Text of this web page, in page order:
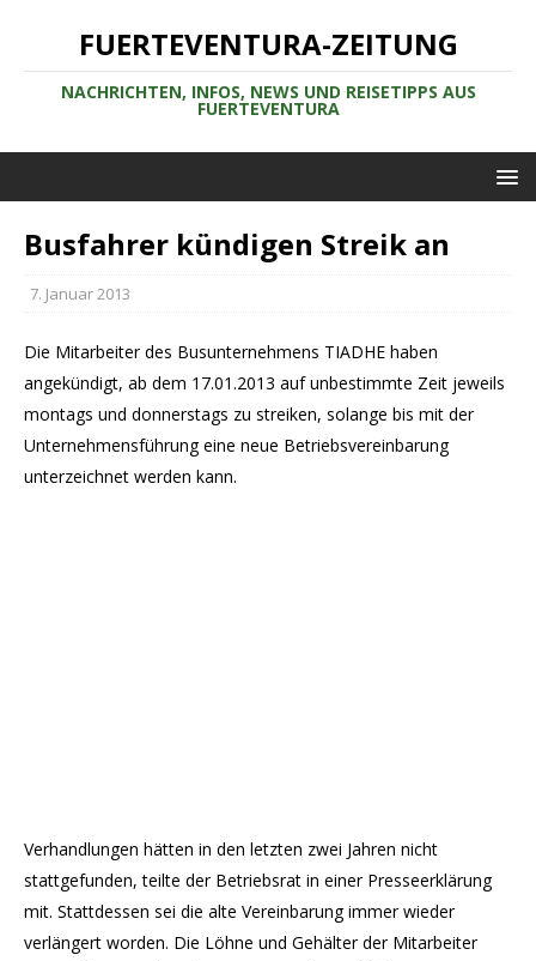
FUERTEVENTURA-ZEITUNG
NACHRICHTEN, INFOS, NEWS UND REISETIPPS AUS
FUERTEVENTURA
Busfahrer kündigen Streik an
7. Januar 2013
Die Mitarbeiter des Busunternehmens TIADHE haben
angekündigt, ab dem 17.01.2013 auf unbestimmte Zeit jeweils
montags und donnerstags zu streiken, solange bis mit der
Unternehmensführung eine neue Betriebsvereinbarung
unterzeichnet werden kann.
Verhandlungen hätten in den letzten zwei Jahren nicht
stattgefunden, teilte der Betriebsrat in einer Presseerklärung
mit. Stattdessen sei die alte Vereinbarung immer wieder
verlängert worden. Die Löhne und Gehälter der Mitarbeiter